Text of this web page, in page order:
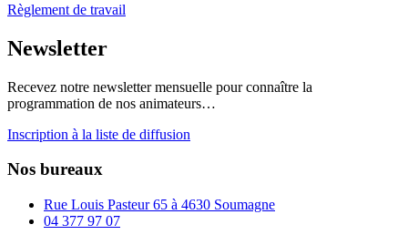
Règlement de travail
Newsletter
Recevez notre newsletter mensuelle pour connaître la
programmation de nos animateurs…
Inscription à la liste de diffusion
Nos bureaux
Rue Louis Pasteur 65 à 4630 Soumagne
04 377 97 07